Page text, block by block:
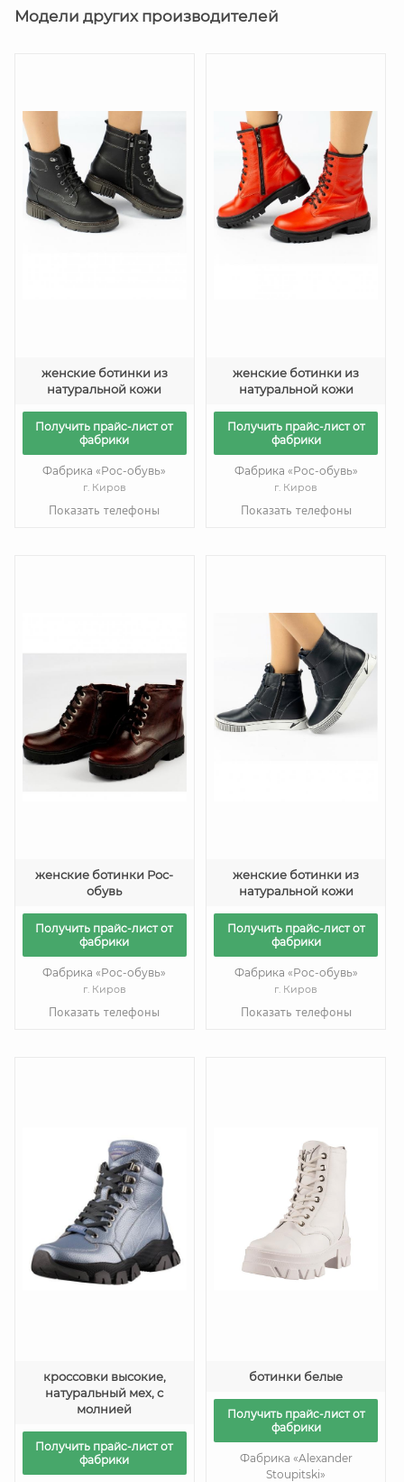
Модели других производителей
женские ботинки из
натуральной кожи
Получить прайс-лист от
фабрики
Фабрика «Рос-обувь»
г. Киров
Показать телефоны
женские ботинки из
натуральной кожи
Получить прайс-лист от
фабрики
Фабрика «Рос-обувь»
г. Киров
Показать телефоны
женские ботинки Рос-
обувь
Получить прайс-лист от
фабрики
Фабрика «Рос-обувь»
г. Киров
Показать телефоны
женские ботинки из
натуральной кожи
Получить прайс-лист от
фабрики
Фабрика «Рос-обувь»
г. Киров
Показать телефоны
кроссовки высокие,
натуральный мех, с
молнией
Получить прайс-лист от
фабрики
ботинки белые
Получить прайс-лист от
фабрики
Фабрика «Alexander
Stoupitski»